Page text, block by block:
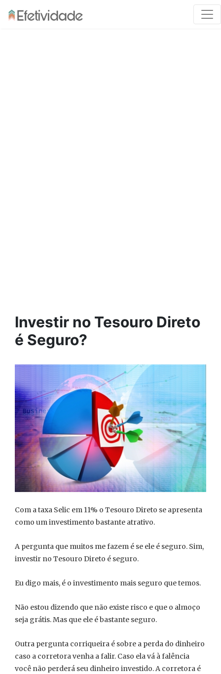
Investir no Tesouro Direto
é Seguro?
Com a taxa Selic em 11% o Tesouro Direto se apresenta
como um investimento bastante atrativo.
A pergunta que muitos me fazem é se ele é seguro. Sim,
investir no Tesouro Direto é seguro.
Eu digo mais, é o investimento mais seguro que temos.
Não estou dizendo que não existe risco e que o almoço
seja grátis. Mas que ele é bastante seguro.
Outra pergunta corriqueira é sobre a perda do dinheiro
caso a corretora venha a falir. Caso ela vá à falência
você não perderá seu dinheiro investido. A corretora é